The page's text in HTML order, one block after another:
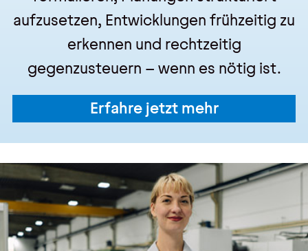
aufzusetzen, Entwicklungen frühzeitig zu
erkennen und rechtzeitig
gegenzusteuern – wenn es nötig ist.
Erfahre jetzt mehr